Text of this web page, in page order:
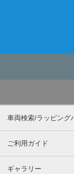
車両検索/ラッピング
ご利用ガイド
ギャラリー